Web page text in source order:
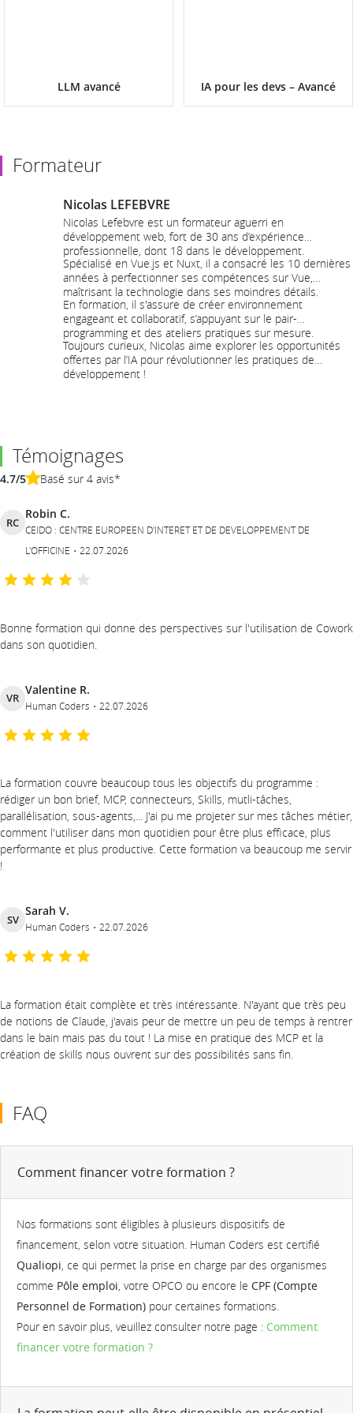
LLM avancé IA pour les devs – Avancé
Formateur
Nicolas LEFEBVRE
Nicolas Lefebvre est un formateur aguerri en
développement web, fort de 30 ans d’expérience
professionnelle, dont 18 dans le développement.
Spécialisé en Vue.js et Nuxt, il a consacré les 10 dernières
années à perfectionner ses compétences sur Vue,
maîtrisant la technologie dans ses moindres détails.
En formation, il s'assure de créer environnement
engageant et collaboratif, s’appuyant sur le pair-
programming et des ateliers pratiques sur mesure.
Toujours curieux, Nicolas aime explorer les opportunités
offertes par l’IA pour révolutionner les pratiques de
développement !
Témoignages
4.7/5 Basé sur 4 avis*
RC
Robin C.
CEIDO : CENTRE EUROPEEN D'INTERET ET DE DEVELOPPEMENT DE
L'OFFICINE
22.07.2026
Bonne formation qui donne des perspectives sur l'utilisation de Cowork
dans son quotidien.
VR
Valentine R.
Human Coders 22.07.2026
La formation couvre beaucoup tous les objectifs du programme :
rédiger un bon brief, MCP, connecteurs, Skills, mutli-tâches,
parallélisation, sous-agents,... J'ai pu me projeter sur mes tâches métier,
comment l'utiliser dans mon quotidien pour être plus efficace, plus
performante et plus productive. Cette formation va beaucoup me servir
!
SV
Sarah V.
Human Coders 22.07.2026
La formation était complète et très intéressante. N'ayant que très peu
de notions de Claude, j'avais peur de mettre un peu de temps à rentrer
dans le bain mais pas du tout ! La mise en pratique des MCP et la
création de skills nous ouvrent sur des possibilités sans fin.
FAQ
Comment financer votre formation ?
Nos formations sont éligibles à plusieurs dispositifs de
financement, selon votre situation. Human Coders est certifié
Qualiopi , ce qui permet la prise en charge par des organismes
comme Pôle emploi , votre OPCO ou encore le CPF (Compte
Personnel de Formation) pour certaines formations.
Pour en savoir plus, veuillez consulter notre page : Comment
financer votre formation ?